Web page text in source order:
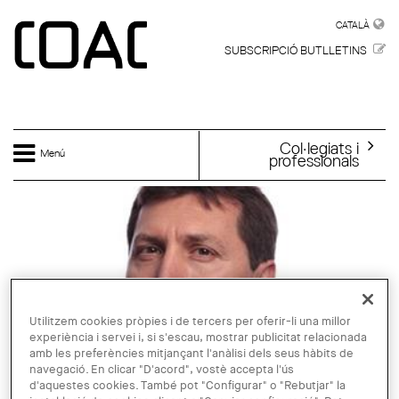
CATALÀ
SUBSCRIPCIÓ BUTLLETINS
Menú Col·legiats i
professionals
Utilitzem cookies pròpies i de tercers per oferir-li una millor
experiència i servei i, si s'escau, mostrar publicitat relacionada
amb les preferències mitjançant l'anàlisi dels seus hàbits de
navegació. En clicar "D'acord", vostè accepta l'ús
d'aquestes cookies. També pot "Configurar" o "Rebutjar" la